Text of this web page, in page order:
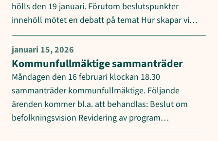
hölls den 19 januari. Förutom beslutspunkter
innehöll mötet en debatt på temat Hur skapar vi…
januari 15, 2026
Kommunfullmäktige sammanträder
Måndagen den 16 februari klockan 18.30
sammanträder kommunfullmäktige. Följande
ärenden kommer bl.a. att behandlas: Beslut om
befolkningsvision Revidering av program…